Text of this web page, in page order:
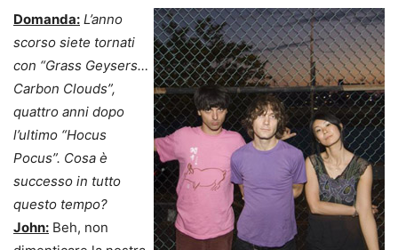
Domanda: L’anno
scorso siete tornati
con “Grass Geysers…
Carbon Clouds”,
quattro anni dopo
l’ultimo “Hocus
Pocus”. Cosa è
successo in tutto
questo tempo?
John: Beh, non